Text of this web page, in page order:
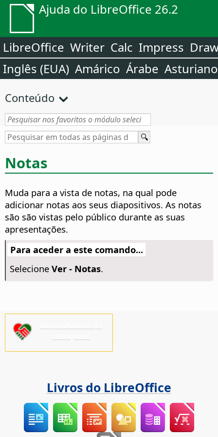
Ajuda do LibreOffice 26.2
LibreOffice Writer Calc Impress
Inglês (EUA) Amárico Árabe Asturiano
Conteúdo
Notas
Muda para a vista de notas, na qual pode
adicionar notas aos seus diapositivos. As notas
são são vistas pelo público durante as suas
apresentações.
Para aceder a este comando...
Selecione Ver - Notas.
Livros do LibreOffice